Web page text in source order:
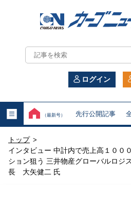
カ
ー
ニ
ュ
ー
ス
ログイン
（最新号） 先行公開記事
トップ >
インタビュー 中計内で売上高１００
ション狙う 三井物産グローバルロ
長 大矢健二 氏